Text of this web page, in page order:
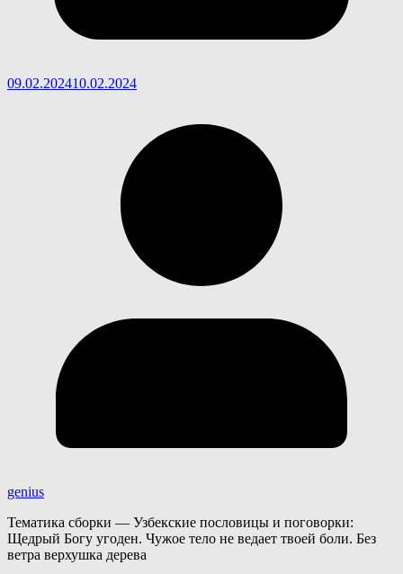
09.02.202410.02.2024
genius
Тематика сборки — Узбекские пословицы и поговорки:
Щедрый Богу угоден. Чужое тело не ведает твоей боли. Без
ветра верхушка дерева